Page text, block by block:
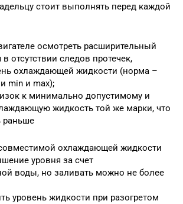
стоит выполнять перед каждой
осмотреть расширительный
в отсутствии следов протечек,
охлаждающей жидкости (норма –
min и max);
к минимально допустимому и
жидкость той же марки, что
раньше
охлаждающей жидкости
уровня за счет
воды, но заливать можно не более
уровень жидкости при разогретом